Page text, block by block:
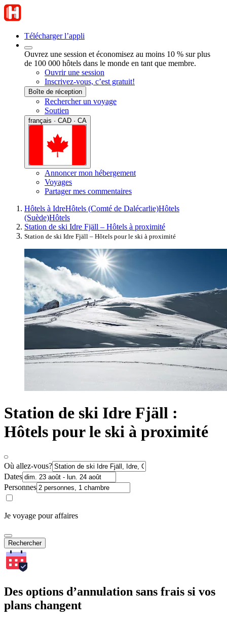
Télécharger l’appli
Ouvrez une session et économisez au moins 10 % sur plus
de 100 000 hôtels dans le monde en tant que membre.
Ouvrir une session
Inscrivez-vous, c’est gratuit!
Boîte de réception
Rechercher un voyage
Soutien
français · CAD · CA
Annoncer mon hébergement
Voyages
Partager mes commentaires
Hôtels à IdreHôtels (Comté de Dalécarlie)Hôtels
(Suède)Hôtels
Station de ski Idre Fjäll – Hôtels à proximité
Station de ski Idre Fjäll – Hôtels pour le ski à proximité
Station de ski Idre Fjäll :
Hôtels pour le ski à proximité
Où allez-vous?
Dates
Personnes
Je voyage pour affaires
Rechercher
Des options d’annulation sans frais si vos
plans changent